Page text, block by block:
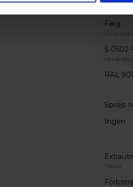
Färg
Invändig
S 0502-
Utvändig
RAL
Spröjs
Ingen
Tillval